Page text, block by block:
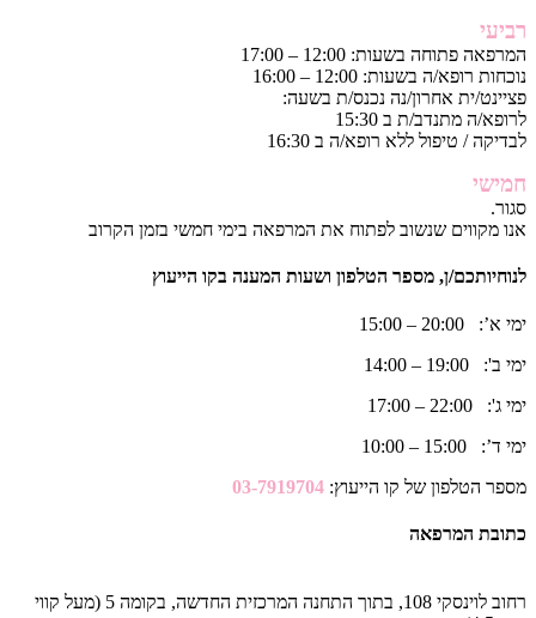
רביעי
המרפאה פתוחה בשעות: 12:00 – 17:00
נוכחות רופא/ה בשעות: 12:00 – 16:00
פציינט/ית אחרון/נה נכנס/ת בשעה:
לרופא/ה מתנדב/ת ב 15:30
לבדיקה / טיפול ללא רופא/ה ב 16:30
חמישי
סגור.
אנו מקווים שנשוב לפתוח את המרפאה בימי חמשי בזמן הקרוב
לנוחיותכם/ן, מספר הטלפון ושעות המענה בקו הייעוץ
ימי א’: 20:00 – 15:00
ימי ב': 19:00 – 14:00
ימי ג': 22:00 – 17:00
ימי ד’: 15:00 – 10:00
מספר הטלפון של קו הייעוץ: 03-7919704
כתובת המרפאה
רחוב לוינסקי 108, בתוך התחנה המרכזית החדשה, בקומה 5 (מעל קווי